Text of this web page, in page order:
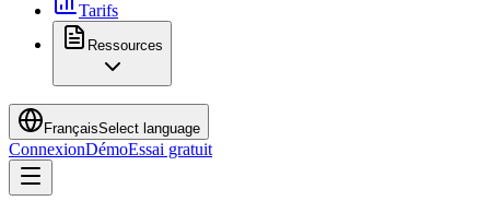
Tarifs
Ressources
FrançaisSelect language
ConnexionDémoEssai gratuit